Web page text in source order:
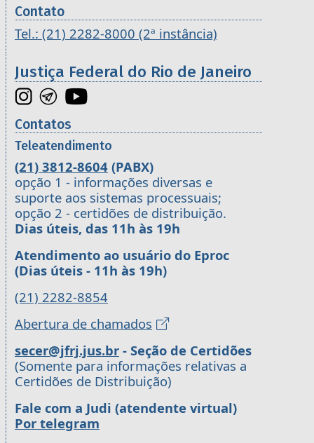
Contato
Tel.: (21) 2282-8000 (2ª instância)
Justiça Federal do Rio de Janeiro
Contatos
Teleatendimento
(21) 3812-8604 (PABX)
opção 1 - informações diversas e
suporte aos sistemas processuais;
opção 2 - certidões de distribuição.
Dias úteis, das 11h às 19h
Atendimento ao usuário do Eproc
(Dias úteis - 11h às 19h)
(21) 2282-8854
Abertura de chamados
secer@jfrj.jus.br - Seção de Certidões
(Somente para informações relativas a
Certidões de Distribuição)
Fale com a Judi (atendente virtual)
Por telegram